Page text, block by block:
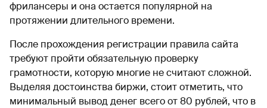
фрилансеры и она остается популярной на
протяжении длительного времени.
После прохождения регистрации правила сайта
требуют пройти обязательную проверку
грамотности, которую многие не считают сложной.
Выделяя достоинства биржи, стоит отметить, что
минимальный вывод денег всего от 80 рублей, что в